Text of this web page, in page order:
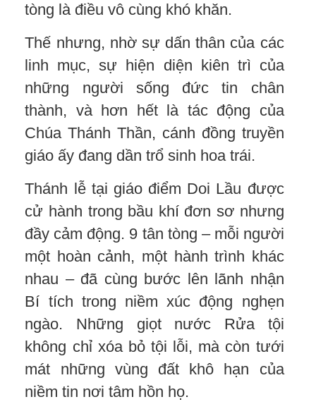
tòng là điều vô cùng khó khăn.
Thế nhưng, nhờ sự dấn thân của các
linh mục, sự hiện diện kiên trì của
những người sống đức tin chân
thành, và hơn hết là tác động của
Chúa Thánh Thần, cánh đồng truyền
giáo ấy đang dần trổ sinh hoa trái.
Thánh lễ tại giáo điểm Doi Lầu được
cử hành trong bầu khí đơn sơ nhưng
đầy cảm động. 9 tân tòng – mỗi người
một hoàn cảnh, một hành trình khác
nhau – đã cùng bước lên lãnh nhận
Bí tích trong niềm xúc động nghẹn
ngào. Những giọt nước Rửa tội
không chỉ xóa bỏ tội lỗi, mà còn tưới
mát những vùng đất khô hạn của
niềm tin nơi tâm hồn họ.